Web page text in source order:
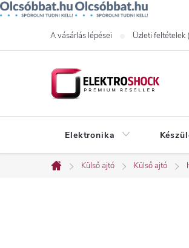
A vásárlás lépései Üzleti feltételek
Elektronika
Kezdőlap
Külső ajtó Külső ajtó